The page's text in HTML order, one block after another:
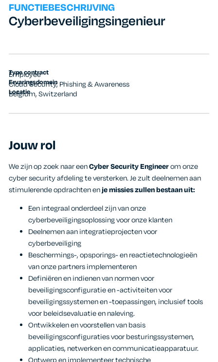
FUNCTIEBESCHRIJVING
Cyberbeveiligingsingenieur
Type contract
Employee
Ervaringsdomein
Cloud Security, Phishing & Awareness
Locatie
Belgium,Switzerland
Jouw rol
We zijn op zoek naar eenCyber Security Engineerom onze
cyber security afdeling te versterken. Je zult deelnemen aan
stimulerende opdrachten enje missies zullen bestaan uit:
Een integraal onderdeel zijn van onze
cyberbeveiligingsoplossing voor onze klanten
Deelnemen aan integratieprojecten voor
cyberbeveiliging
Beschermings-, opsporings- en reactietechnologieën
van onze partners implementeren
Definiëren en indienen van normen voor
beveiligingsconfiguratie en -activiteiten voor
beveiligingssystemen en -toepassingen, inclusief tools
voor beleidsevaluatie en naleving.
Ontwikkelen en voorstellen van basis
beveiligingsconfiguraties voor besturingssystemen,
applicaties, netwerken en communicatieapparatuur.